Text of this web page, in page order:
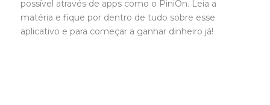
possível através de apps como o PiniOn. Leia a
matéria e fique por dentro de tudo sobre esse
aplicativo e para começar a ganhar dinheiro já!